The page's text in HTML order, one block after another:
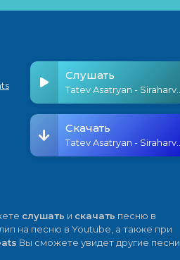
Слушать
Скачать
слушать и скачать песню в
на песню в Youtube, а также при
Вы сможете увидет другие песни